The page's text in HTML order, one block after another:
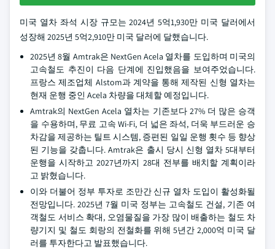
미국 열차 좌석 시장 규모는 2024년 5억1,930만 미국 달러에서
성장해 2025년 5억2,910만 미국 달러에 달했습니다.
2025년 8월 Amtrak은 NextGen Acela 열차를 도입하며 미국의
고속철도 추진이 다음 단계에 진입했음을 보여주었습니다.
프랑스 제조업체 Alstom과 계약을 통해 제작된 신형 열차는
현재 운행 중인 Acela 차량을 대체할 예정입니다.
Amtrak의 NextGen Acela 열차는 기존보다 27% 더 많은 승객
을 수용하며, 무료 고속 Wi-Fi, 더 넓은 좌석, 더욱 부드러운 승
차감을 제공하는 틸트 시스템, 증편된 일일 운행 횟수 등 향상
된 기능을 갖춥니다. Amtrak은 출시 당시 신형 열차 5대부터
운행을 시작하고 2027년까지 28대 전부를 배치할 계획이라
고 밝혔습니다.
이와 더불어 정부 투자로 조만간 신규 열차 도입이 활성화될
전망입니다. 2025년 7월 미국 정부는 고속철도 건설, 기존 여
객철도 서비스 확대, 오염물질을 가장 많이 배출하는 철도 차
량기지 및 철도 회랑의 전철화를 위해 5년간 2,000억 미국 달
러를 투자한다고 발표했습니다.